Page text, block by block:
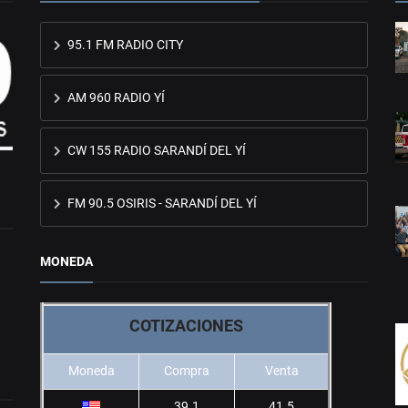
95.1 FM RADIO CITY
AM 960 RADIO YÍ
CW 155 RADIO SARANDÍ DEL YÍ
FM 90.5 OSIRIS - SARANDÍ DEL YÍ
MONEDA
COTIZACIONES
Moneda Compra Venta